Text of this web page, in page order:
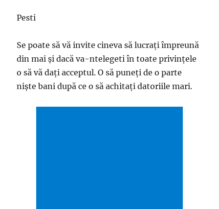
Pesti
Se poate să vă invite cineva să lucraţi împreună
din mai şi dacă va-ntelegeti în toate privinţele
o să vă daţi acceptul. O să puneţi de o parte
nişte bani după ce o să achitaţi datoriile mari.